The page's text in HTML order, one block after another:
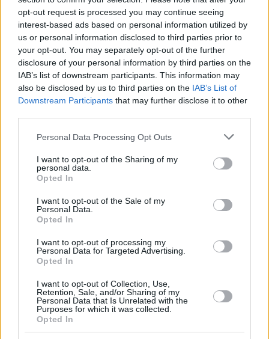
opt-out request is processed you may continue seeing
interest-based ads based on personal information utilized by
us or personal information disclosed to third parties prior to
your opt-out. You may separately opt-out of the further
disclosure of your personal information by third parties on the
IAB’s list of downstream participants. This information may
also be disclosed by us to third parties on the IAB’s List of
Downstream Participants that may further disclose it to other
Please note that this website/app uses one or more Google
not limited to your visit or usage behaviour. You may click to
grant or deny consent to Google and its third-party tags to
use your data for below specified purposes in below Google
consent section.
Personal Data Processing Opt Outs
I want to opt-out of the Sharing of my
personal data.
Opted In
I want to opt-out of the Sale of my
Personal Data.
Opted In
I want to opt-out of processing my
Personal Data for Targeted Advertising.
Opted In
I want to opt-out of Collection, Use,
Retention, Sale, and/or Sharing of my
Personal Data that Is Unrelated with the
Purposes for which it was collected.
Opted In
legge precedente. La sanzione del russo è un obiettivo per il
governo ucraino dal 2014 e ancor più dall’inizio della guerra.
Cosa c’è dopo?
Considerando la guerra, l’Ucraina ha ottenuto lo status di
candidato l’anno scorso su proposta della Commissione
europea Il ministro degli esteri ungherese Péter Szijjártó ha
detto sulla questione che l’“Ungheria non sarà mai in grado di
sostenere l’integrazione transatlantica ed europea dell’Ucraina
finché saranno a rischio le scuole ungheresi in
le 71 scuole di lingua ungherese della Transcarpazia
fino alla laurea, a lungo termine, questo significa che
l’Ucraina è un passo più vicina al cuore degli ungheresi e
anche all’adesione all’UE.
Maggiori informazioni sulle relazioni ungheresi con l’Ucraina
diritto dell'istruzione ucraina # istruzione
ucraina #ungheresi all'estero #ungheria
Leave a Reply
Your email address will not be published.